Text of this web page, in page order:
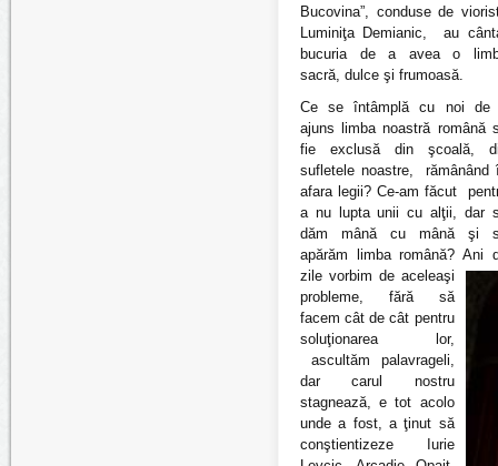
Bucovina”, conduse de
Luminiţa Demianic, au
bucuria de a avea o
sacră, dulce şi frumoasă.
Ce se întâmplă cu noi de
ajuns limba noastră română
fie exclusă din şcoală,
sufletele noastre, rămânând
afara legii? Ce-am făcut
a nu lupta unii cu alţii, dar
dăm mână cu mână şi
apărăm limba română? Ani
zile vorbim de aceleaşi
probleme, fără să
facem cât de cât pentru
soluţionarea lor,
ascultăm palavrageli,
dar carul nostru
stagnează, e tot acolo
unde a fost, a ţinut să
conştientizeze Iurie